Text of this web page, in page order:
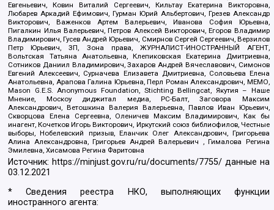
Евгеньевич, Ковин Виталий Сергеевич, Кильтау Екатерина Викторовна,
Любарев Аркадий Ефимович, Гурман Юрий Альбертович, Грезев Александр
Викторович, Важенков Артем Валерьевич, Иванова София Юрьевна,
Пигалкин Илья Валерьевич, Петров Алексей Викторович, Егоров Владимир
Владимирович, Гусев Андрей Юрьевич, Смирнов Сергей Сергеевич, Верзилов
Петр Юрьевич, ЗП, Зона права, ЖУРНАЛИСТ-ИНОСТРАННЫЙ АГЕНТ,
Вольтская Татьяна Анатольевна, Клепиковская Екатерина Дмитриевна,
Сотников Даниил Владимирович, Захаров Андрей Вячеславович, Симонов
Евгений Алексеевич, Сурначева Елизавета Дмитриевна, Соловьева Елена
Анатольевна, Арапова Галина Юрьевна, Перл Роман Александрович, МЕМО,
Mason G.E.S. Anonymous Foundation, Stichting Bellingcat, Якутия – Наше
Мнение, Москоу диджитал медиа, РС-Балт, Заговора Максим
Александрович, Ветошкина Валерия Валерьевна, Павлов Иван Юрьевич,
Скворцова Елена Сергеевна, Оленичев Максим Владимирович, Как бы
инагент, Кочетков Игорь Викторович, Иркутский союз библиофилов, Честные
выборы, Нобелевский призыв, Еланчик Олег Александрович, Григорьева
Алина Александровна, Григорьев Андрей Валерьевич , Гималова Регина
Эмилевна, Хисамова Регина Фаритовна
Источник: https://minjust.gov.ru/ru/documents/7755/ данные на
03.12.2021
* Сведения реестра НКО, выполняющих функции
иностранного агента: